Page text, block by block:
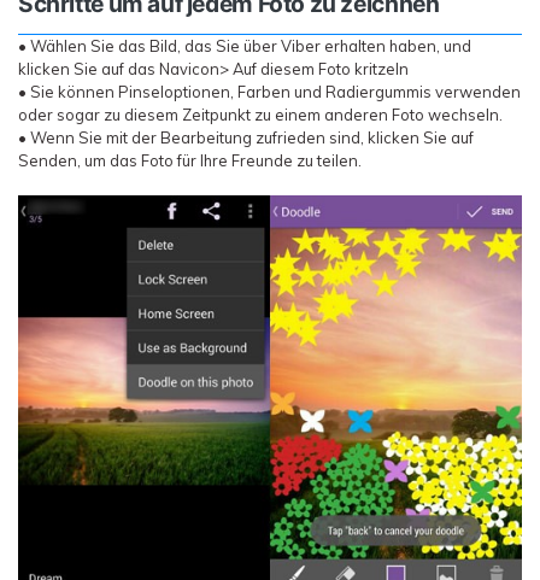
• Wählen Sie das Bild, das Sie über Viber erhalten haben, und
klicken Sie auf das Navicon> Auf diesem Foto kritzeln
• Sie können Pinseloptionen, Farben und Radiergummis verwenden
oder sogar zu diesem Zeitpunkt zu einem anderen Foto wechseln.
• Wenn Sie mit der Bearbeitung zufrieden sind, klicken Sie auf
Senden, um das Foto für Ihre Freunde zu teilen.